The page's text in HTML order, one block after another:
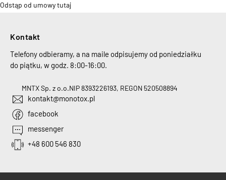
Odstąp od umowy tutaj
Kontakt
Telefony odbieramy, a na maile odpisujemy od poniedziałku
do piątku, w godz. 8:00-16:00.
MNTX Sp. z o.o.NIP 8393226193, REGON 520508894
kontakt@monotox.pl
facebook
messenger
+48 600 546 830